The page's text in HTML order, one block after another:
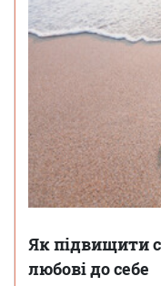
Як підвищити
любові до себе